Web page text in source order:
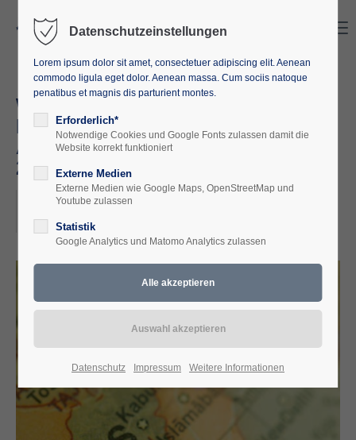
Wie weiter in Afghanistan? Die
Lehren aus dem
Afghanistaneinsatz vom 20.09. -
22.09.2022
2022-09-20
ORT: EUROPÄISCHE AKADEMIE M-V E. V.
Datenschutzeinstellungen
Lorem ipsum dolor sit amet, consectetuer adipiscing elit. Aenean
commodo ligula eget dolor. Aenean massa. Cum sociis natoque
penatibus et magnis dis parturient montes.
Erforderlich*
Notwendige Cookies und Google Fonts zulassen damit die
Website korrekt funktioniert
Externe Medien
Externe Medien wie Google Maps, OpenStreetMap und
Youtube zulassen
Statistik
Google Analytics und Matomo Analytics zulassen
Datenschutz Impressum Weitere Informationen